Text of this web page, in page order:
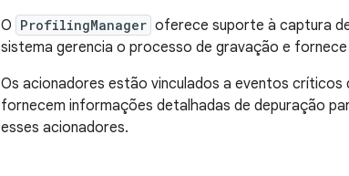
O ProfilingManager oferece suporte à captura
sistema gerencia o processo de gravação e
Os acionadores estão vinculados a eventos
fornecem informações detalhadas de depuração
esses acionadores.